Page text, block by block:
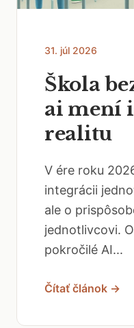
31. júl 2026
Škola
ai mení
realitu
V ére roku
integrácii
ale o
jednotlivcovi.
pokročilé AI...
Čítať článok →